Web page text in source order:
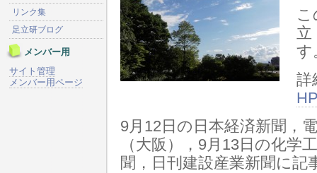
こ
立
す
詳
9月12日の日本経済新聞，
（大阪），9月13日の化学
聞，日刊建設産業新聞に
リンク集
足立研ブログ
メンバー用
サイト管理
メンバー用ページ